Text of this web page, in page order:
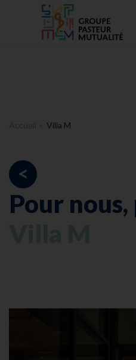
Accueil - Groupe Pasteur Mutualité
Villa M
<
Pour